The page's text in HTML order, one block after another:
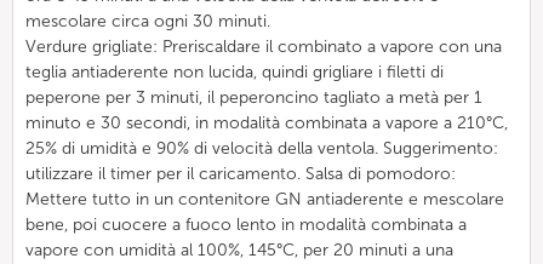
mescolare circa ogni 30 minuti.
Verdure grigliate: Preriscaldare il combinato a vapore con una
teglia antiaderente non lucida, quindi grigliare i filetti di
peperone per 3 minuti, il peperoncino tagliato a metà per 1
minuto e 30 secondi, in modalità combinata a vapore a 210°C,
25% di umidità e 90% di velocità della ventola. Suggerimento:
utilizzare il timer per il caricamento. Salsa di pomodoro:
Mettere tutto in un contenitore GN antiaderente e mescolare
bene, poi cuocere a fuoco lento in modalità combinata a
vapore con umidità al 100%, 145°C, per 20 minuti a una